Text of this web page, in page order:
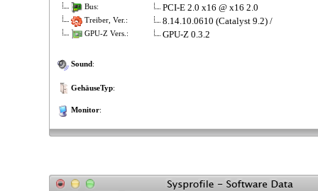
Bus: PCI-E 2.0 x16 @ x16 2.0
Treiber, Ver.: 8.14.10.0610 (Catalyst 9.2) /
GPU-Z Vers.: GPU-Z 0.3.2
Sound:
GehäuseTyp:
Monitor: